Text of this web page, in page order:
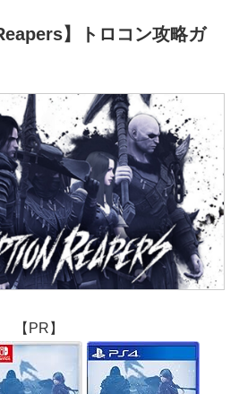
】トロコン攻略ガ
【PR】